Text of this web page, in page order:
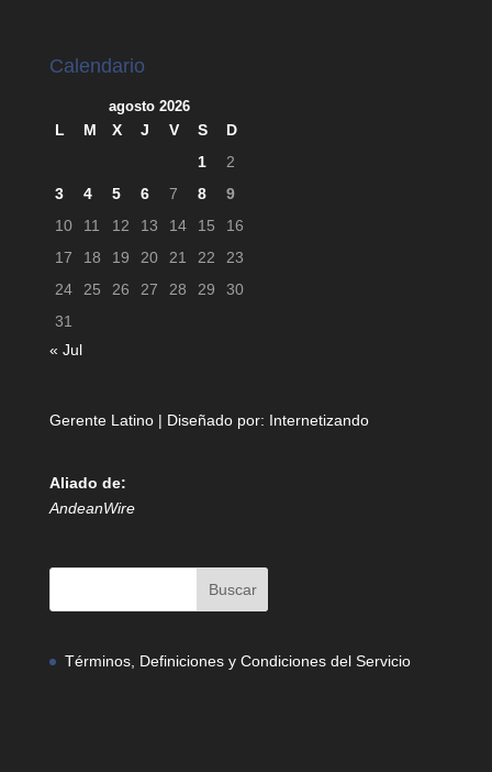
Calendario
agosto 2026
L M X J V S
D
1
2
3
4 5 6 7 8
9
10
11 12 13 14 15
16
17
18 19 20 21 22
23
24
25 26 27 28 29
30
31
« Jul
Gerente Latino | Diseñado por: Internetizando
Aliado de:
AndeanWire
Términos, Definiciones y Condiciones del Servicio